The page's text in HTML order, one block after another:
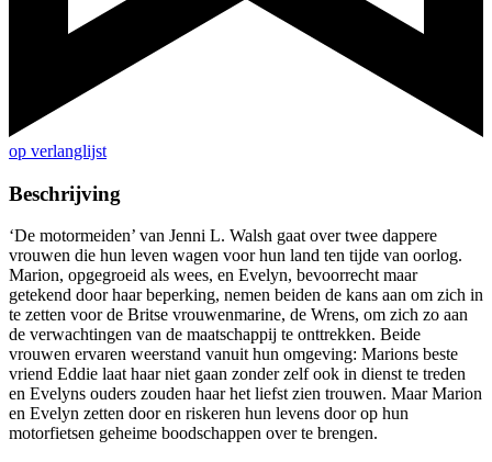
op verlanglijst
Beschrijving
‘De motormeiden’ van Jenni L. Walsh gaat over twee dappere
vrouwen die hun leven wagen voor hun land ten tijde van oorlog.
Marion, opgegroeid als wees, en Evelyn, bevoorrecht maar
getekend door haar beperking, nemen beiden de kans aan om zich in
te zetten voor de Britse vrouwenmarine, de Wrens, om zich zo aan
de verwachtingen van de maatschappij te onttrekken. Beide
vrouwen ervaren weerstand vanuit hun omgeving: Marions beste
vriend Eddie laat haar niet gaan zonder zelf ook in dienst te treden
en Evelyns ouders zouden haar het liefst zien trouwen. Maar Marion
en Evelyn zetten door en riskeren hun levens door op hun
motorfietsen geheime boodschappen over te brengen.